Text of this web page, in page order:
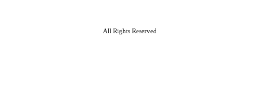
All Rights Reserved